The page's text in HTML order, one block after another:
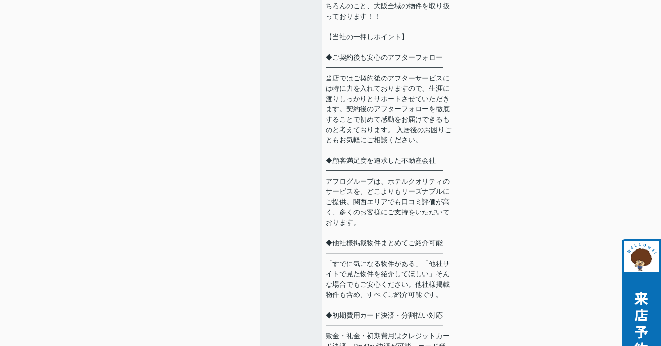
ちろんのこと、大阪全域の物件を取り扱
っております！！
【当社の一押しポイント】
◆ご契約後も安心のアフターフォロー
━━━━━━━━━━━━━━━━━
当店ではご契約後のアフターサービスに
は特に力を入れておりますので、生涯に
渡りしっかりとサポートさせていただき
ます。契約後のアフターフォローを徹底
することで初めて感動をお届けできるも
のと考えております。 入居後のお困りご
ともお気軽にご相談ください。
◆顧客満足度を追求した不動産会社
━━━━━━━━━━━━━━━━━
アフログループは、ホテルクオリティの
サービスを、どこよりもリーズナブルに
ご提供。関西エリアでも口コミ評価が高
く、多くのお客様にご支持をいただいて
おります。
◆他社様掲載物件まとめてご紹介可能
━━━━━━━━━━━━━━━━━
「すでに気になる物件がある」「他社サ
イトで見た物件を紹介してほしい」そん
な場合でもご安心ください。他社様掲載
物件も含め、すべてご紹介可能です。
◆初期費用カード決済・分割払い対応
━━━━━━━━━━━━━━━━━
敷金・礼金・初期費用はクレジットカー